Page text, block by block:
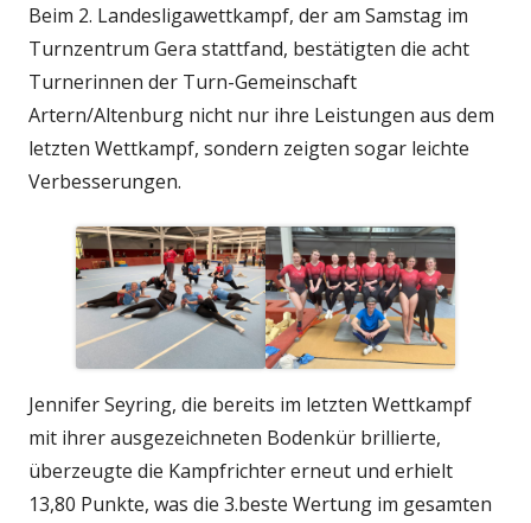
Beim 2. Landesligawettkampf, der am Samstag im
Turnzentrum Gera stattfand, bestätigten die acht
Turnerinnen der Turn-Gemeinschaft
Artern/Altenburg nicht nur ihre Leistungen aus dem
letzten Wettkampf, sondern zeigten sogar leichte
Verbesserungen.
Jennifer Seyring, die bereits im letzten Wettkampf
mit ihrer ausgezeichneten Bodenkür brillierte,
überzeugte die Kampfrichter erneut und erhielt
13,80 Punkte, was die 3.beste Wertung im gesamten